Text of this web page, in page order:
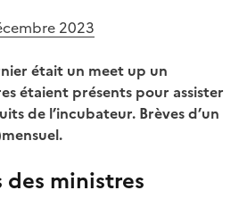
2023
était un meet up un
étaient présents pour assister
de l’incubateur. Brèves d’un
ministres